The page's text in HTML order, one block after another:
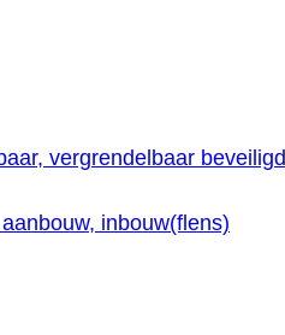
vergrendelbaar beveiligd
inbouw(flens)